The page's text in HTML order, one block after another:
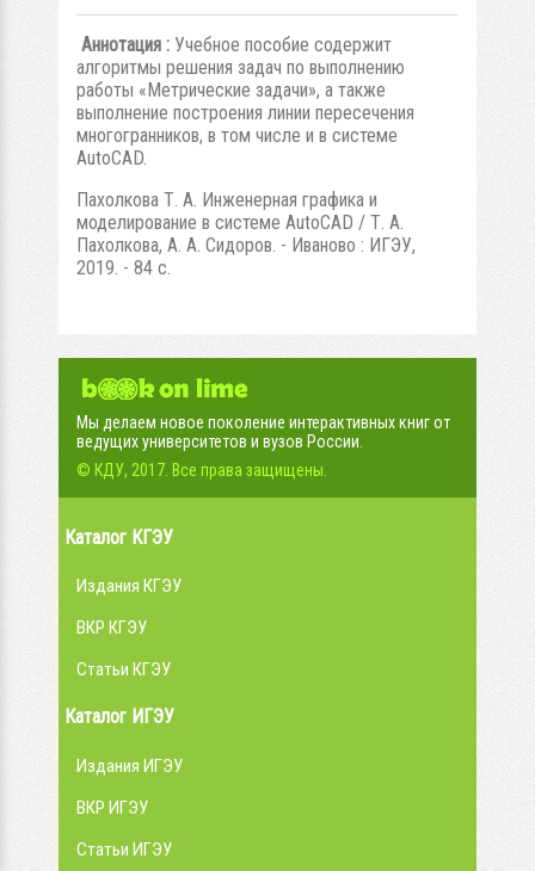
Аннотация : Учебное пособие содержит
алгоритмы решения задач по выполнению
работы «Метрические задачи», а также
выполнение построения линии пересечения
многогранников, в том числе и в системе
AutoCAD.
Пахолкова Т. А. Инженерная графика и
моделирование в системе AutoCAD / Т. А.
Пахолкова, А. А. Сидоров. - Иваново : ИГЭУ,
2019. - 84 с.
Мы делаем новое поколение интерактивных книг от
ведущих университетов и вузов России.
© КДУ, 2017. Все права защищены.
Каталог КГЭУ
Издания КГЭУ
ВКР КГЭУ
Статьи КГЭУ
Каталог ИГЭУ
Издания ИГЭУ
ВКР ИГЭУ
Статьи ИГЭУ